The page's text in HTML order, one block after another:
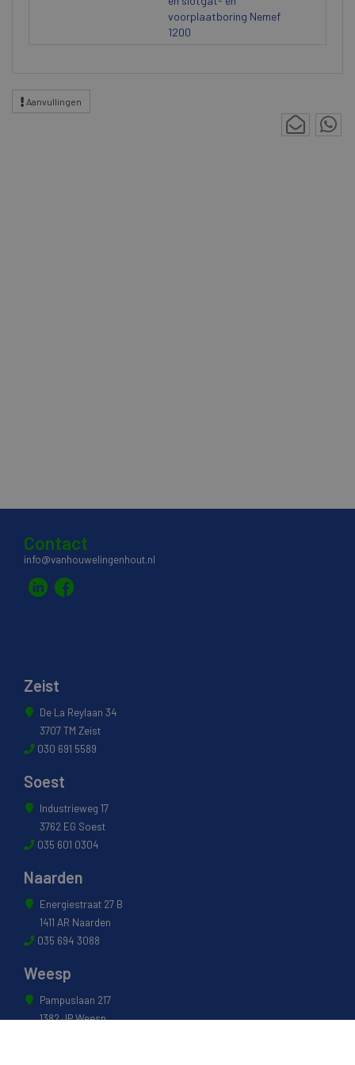
voorplaatboring Nemef
1200
Aanvullingen
Contact
info@vanhouwelingenhout.nl
Zeist
De La Reylaan 34
3707 TM Zeist
030 691 5589
Soest
Industrieweg 17
3762 EG Soest
035 601 0304
Naarden
Energiestraat 27 B
1411 AR Naarden
035 694 3088
Weesp
Pampuslaan 217
1382 JP Weesp